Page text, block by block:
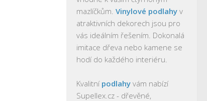
mazlíčkům. Vinylové podlahy v
atraktivních dekorech jsou pro
vás ideálním řešením. Dokonalá
imitace dřeva nebo kamene se
hodí do každého interiéru.
Kvalitní podlahy vám nabízí
Supellex.cz - dřevěné,